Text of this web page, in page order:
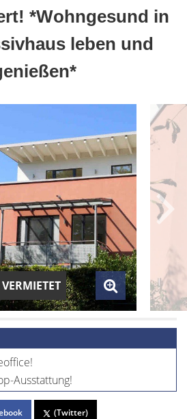
*Wohngesund in
leben und
VERMIETET
Ausstattung!
(Twitter)